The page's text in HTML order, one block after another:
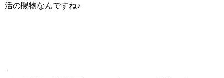
活の賜物なんですね♪